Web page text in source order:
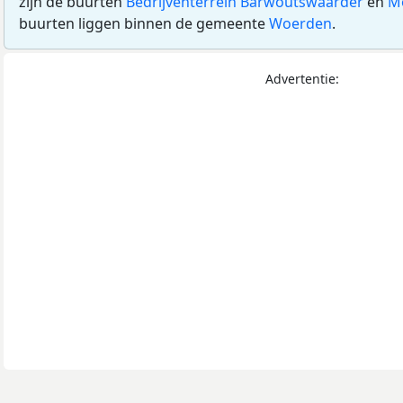
buurten liggen binnen de gemeenteWoerden.
Advertentie: